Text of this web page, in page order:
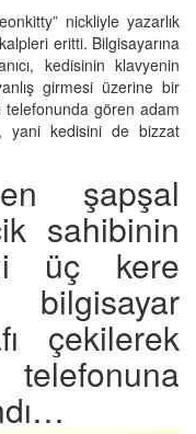
nickliyle yazarlık
eritti. Bilgisayarına
kedisinin klavyenin
girmesi üzerine bir
telefonunda gören adam
yani kedisini de bizzat
şapşal
sahibinin
üç kere
çekilerek